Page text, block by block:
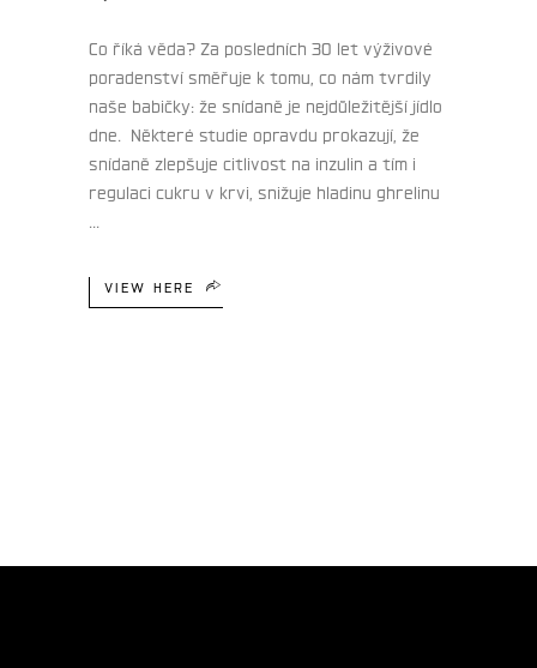
Co říká věda? Za posledních 30 let výživové
poradenství směřuje k tomu, co nám tvrdily
naše babičky: že snídaně je nejdůležitější jídlo
dne. Některé studie opravdu prokazují, že
snídaně zlepšuje citlivost na inzulin a tím i
regulaci cukru v krvi, snižuje hladinu ghrelinu
VIEW HERE